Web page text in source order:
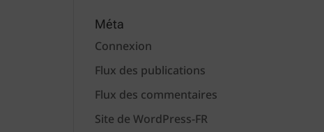
Méta
Connexion
Flux des publications
Flux des commentaires
Site de WordPress-FR